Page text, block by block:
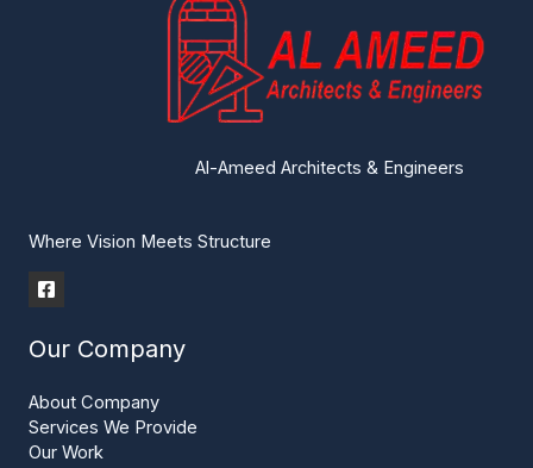
Al-Ameed Architects & Engineers
Where Vision Meets Structure
Our Company
About Company
Services We Provide
Our Work